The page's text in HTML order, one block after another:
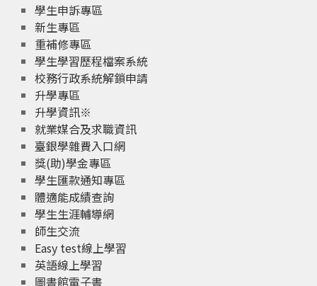
學生申訴專區
新生專區
重補修專區
學生學習歷程檔案系統
校務行政系統解鎖申請
升學專區
升學資訊※
就業媒合及求職資訊
臺銀學雜費入口網
獎(助)學金專區
學生匯款通知專區
體適能成績查詢
學生生涯輔導網
師生交流
Easy test線上學習
英語線上學習
圖書館電子書